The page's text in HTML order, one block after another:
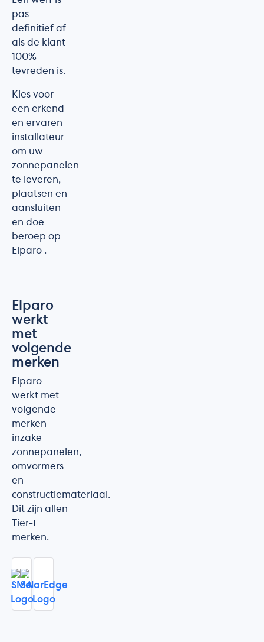
pas
definitief af
als de klant
100%
tevreden is.
Kies voor
een erkend
en ervaren
installateur
om uw
zonnepanelen
te leveren,
plaatsen en
aansluiten
en doe
beroep op
Elparo .
Elparo
werkt
met
volgende
merken
Elparo
werkt met
volgende
merken
inzake
zonnepanelen,
omvormers
en
constructiemateriaal.
Dit zijn allen
Tier-1
merken.